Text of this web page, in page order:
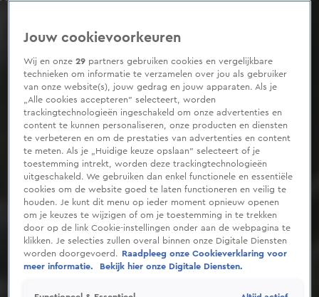
0
Jouw cookievoorkeuren
Wij en onze29 partners gebruiken cookies en vergelijkbare
technieken om informatie te verzamelen over jou als gebruiker
van onze website(s), jouw gedrag en jouw apparaten. Als je
„Alle cookies accepteren” selecteert, worden
trackingtechnologieën ingeschakeld om onze advertenties en
content te kunnen personaliseren, onze producten en diensten
te verbeteren en om de prestaties van advertenties en content
te meten. Als je „Huidige keuze opslaan” selecteert of je
toestemming intrekt, worden deze trackingtechnologieën
uitgeschakeld. We gebruiken dan enkel functionele en essentiële
cookies om de website goed te laten functioneren en veilig te
houden. Je kunt dit menu op ieder moment opnieuw openen
om je keuzes te wijzigen of om je toestemming in te trekken
door op de link Cookie-instellingen onder aan de webpagina te
klikken. Je selecties zullen overal binnen onze Digitale Diensten
worden doorgevoerd.
Raadpleeg onze Cookieverklaring voor
meer informatie.
Bekijk hier onze Digitale Diensten.